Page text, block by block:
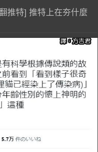
推特] 推特上在夯什麼